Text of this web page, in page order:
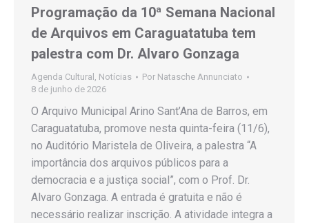
Programação da 10ª Semana Nacional
de Arquivos em Caraguatatuba tem
palestra com Dr. Alvaro Gonzaga
Agenda Cultural , Notícias Por Natasche Annunciato
8 de junho de 2026
O Arquivo Municipal Arino Sant’Ana de Barros, em
Caraguatatuba, promove nesta quinta-feira (11/6),
no Auditório Maristela de Oliveira, a palestra “A
importância dos arquivos públicos para a
democracia e a justiça social”, com o Prof. Dr.
Alvaro Gonzaga. A entrada é gratuita e não é
necessário realizar inscrição. A atividade integra a